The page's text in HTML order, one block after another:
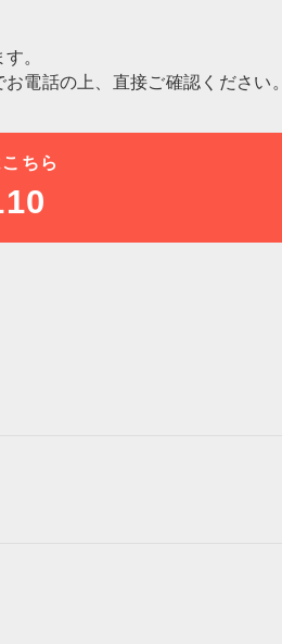
。
お電話の上、直接ご確認ください。
ちら